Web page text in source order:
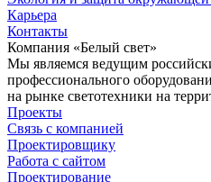
Карьера
Контакты
Компания «Белый свет»
Мы являемся ведущим
профессионального
на рынке светотехники на
Проекты
Связь с компанией
Проектировщику
Работа с сайтом
Проектирование